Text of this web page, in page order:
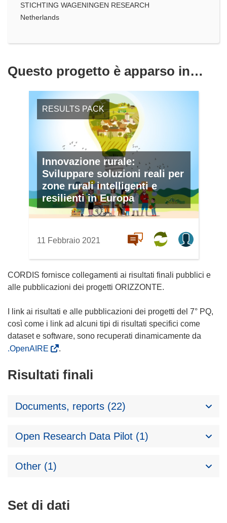
STICHTING WAGENINGEN RESEARCH
Netherlands
Questo progetto è apparso in…
RESULTS PACK
Innovazione rurale:
Sviluppare soluzioni reali per
zone rurali intelligenti e
resilienti in Europa
11 Febbraio 2021
CORDIS fornisce collegamenti ai risultati finali pubblici e
alle pubblicazioni dei progetti ORIZZONTE.
I link ai risultati e alle pubblicazioni dei progetti del 7° PQ,
così come i link ad alcuni tipi di risultati specifici come
dataset e software, sono recuperati dinamicamente da
.OpenAIRE
.
Risultati finali
Documents, reports (22)
Open Research Data Pilot (1)
Other (1)
Set di dati